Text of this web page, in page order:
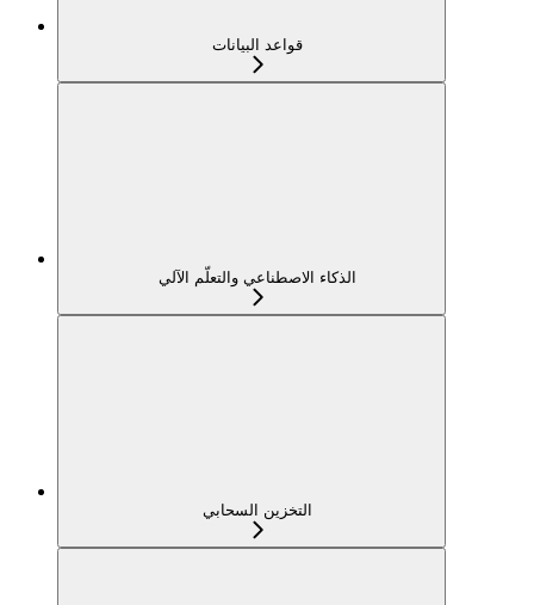
قواعد البيانات
الذكاء الاصطناعي والتعلّم الآلي
التخزين السحابي